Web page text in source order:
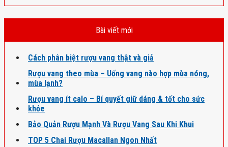
Bài viết mới
Cách phân biệt rượu vang thật và giả
Rượu vang theo mùa – Uống vang nào hợp mùa nóng,
mùa lạnh?
Rượu vang ít calo – Bí quyết giữ dáng & tốt cho sức
khỏe
Bảo Quản Rượu Mạnh Và Rượu Vang Sau Khi Khui
TOP 5 Chai Rượu Macallan Ngon Nhất